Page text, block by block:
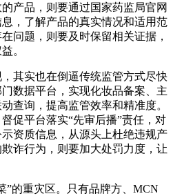
产品，则要通过国家药监局官网
，了解产品的真实情况和适用范
问题，则要及时保留相关证据，
。
其实也在倒逼传统监管方式尽快
数据平台，实现化妆品备案、主
查询，提高监管效率和精准度。
促平台落实“先审后播”责任，对
资质信息，从源头上杜绝违规产
诈行为，则要加大处罚力度，让
”的重灾区。只有品牌方、MCN